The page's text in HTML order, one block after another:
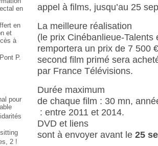
en
en
et
à
P.
pour
2 !
appel à films, jusqu’au 25
La meilleure réalisation
(le prix Cinébanlieue-Talents
remportera un prix de 7 500
second film primé sera
par France Télévisions.
Durée maximum
de chaque film : 30 mn,
: entre 2011 et 2014.
DVD et liens
sont à envoyer avant le25